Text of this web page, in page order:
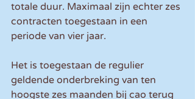
totale duur. Maximaal zijn echter zes
contracten toegestaan in een
periode van vier jaar.
Het is toegestaan de regulier
geldende onderbreking van ten
hoogste zes maanden bij cao terug